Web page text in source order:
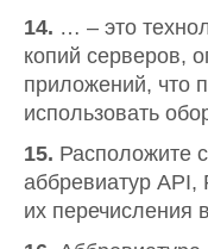
14. … – это
копий серверов,
приложений, что
использовать
15. Расположите
аббревиатур API,
их перечисления